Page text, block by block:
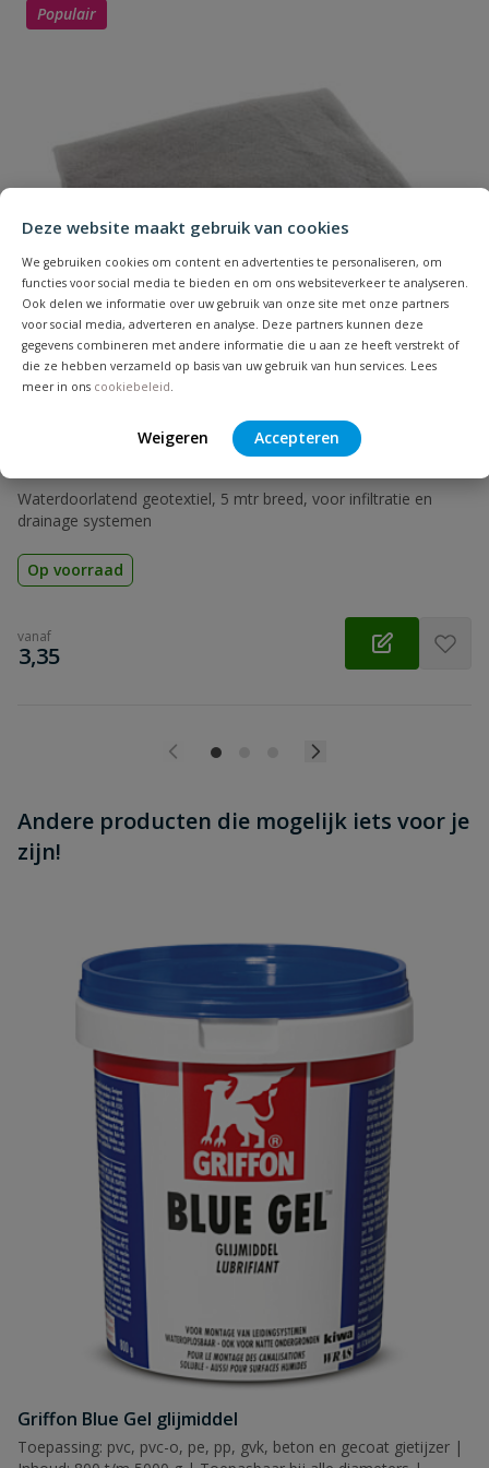
Deze website maakt gebruik van cookies
We gebruiken cookies om content en advertenties te personaliseren, om
functies voor social media te bieden en om ons websiteverkeer te analyseren.
Ook delen we informatie over uw gebruik van onze site met onze partners
voor social media, adverteren en analyse. Deze partners kunnen deze
gegevens combineren met andere informatie die u aan ze heeft verstrekt of
die ze hebben verzameld op basis van uw gebruik van hun services. Lees
meer in ons cookiebeleid.
Weigeren Accepteren
60 cm
Installatiediepte
20 cm - 40 cm
Installatiediepte
zwaar verkeer
80 cm
Lengte 2000 mm
Materiaal PP
Uw waardering:
Samenvatting
Beoordeling
Beoordeling versturen
Populair
Waterdoorlatend geotextiel, 5 mtr breed, voor infiltratie en
drainage systemen
Op voorraad
vanaf
€
3,35
Andere producten die mogelijk iets voor je
zijn!
Griffon Blue Gel glijmiddel
Toepassing: pvc, pvc-o, pe, pp, gvk, beton en gecoat gietijzer |